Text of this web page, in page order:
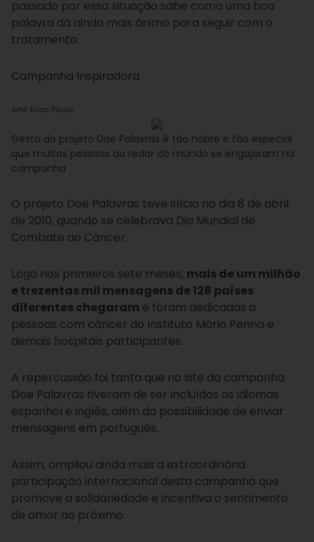
passado por essa situação sabe como uma boa
palavra dá ainda mais ânimo para seguir com o
tratamento.
Campanha Inspiradora
Arte: Elias Paulo
Gesto do projeto Doe Palavras é tão nobre e tão especial
que muitas pessoas ao redor do mundo se engajaram na
campanha
O projeto Doe Palavras teve início no dia 8 de abril
de 2010, quando se celebrava Dia Mundial de
Combate ao Câncer.
Logo nos primeiros sete meses, mais de um milhão
e trezentas mil mensagens de 128 países
diferentes chegaram e foram dedicadas a
pessoas com câncer do Instituto Mário Penna e
demais hospitais participantes.
A repercussão foi tanta que no site da campanha
Doe Palavras tiveram de ser incluídos os idiomas
espanhol e inglês, além da possibilidade de enviar
mensagens em português.
Assim, ampliou ainda mais a extraordinária
participação internacional desta campanha que
promove a solidariedade e incentiva o sentimento
de amor ao próximo.